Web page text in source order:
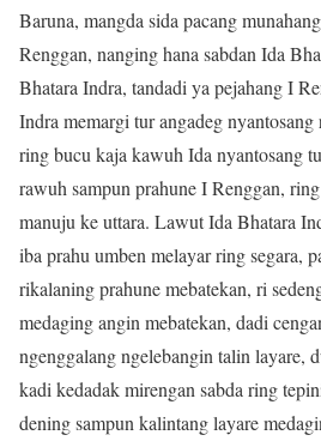
Baruna, mangda sida pacang
Renggan, nanging hana sabdan Ida
Bhatara Indra, tandadi ya pejahang I
Indra memargi tur angadeg
ring bucu kaja kawuh Ida nyantosang
rawuh sampun prahune I Renggan,
manuju ke uttara. Lawut Ida Bhatara
iba prahu umben melayar ring segara,
rikalaning prahune mebatekan, ri
medaging angin mebatekan, dadi
ngenggalang ngelebangin talin layare,
kadi kedadak mirengan sabda ring
dening sampun kalintang layare